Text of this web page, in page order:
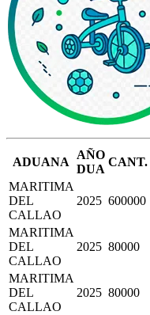
ADUANA
AÑO
DUA
CANT.
MARITIMA
DEL
CALLAO
2025 600000
MARITIMA
DEL
CALLAO
2025 80000
MARITIMA
DEL
CALLAO
2025 80000